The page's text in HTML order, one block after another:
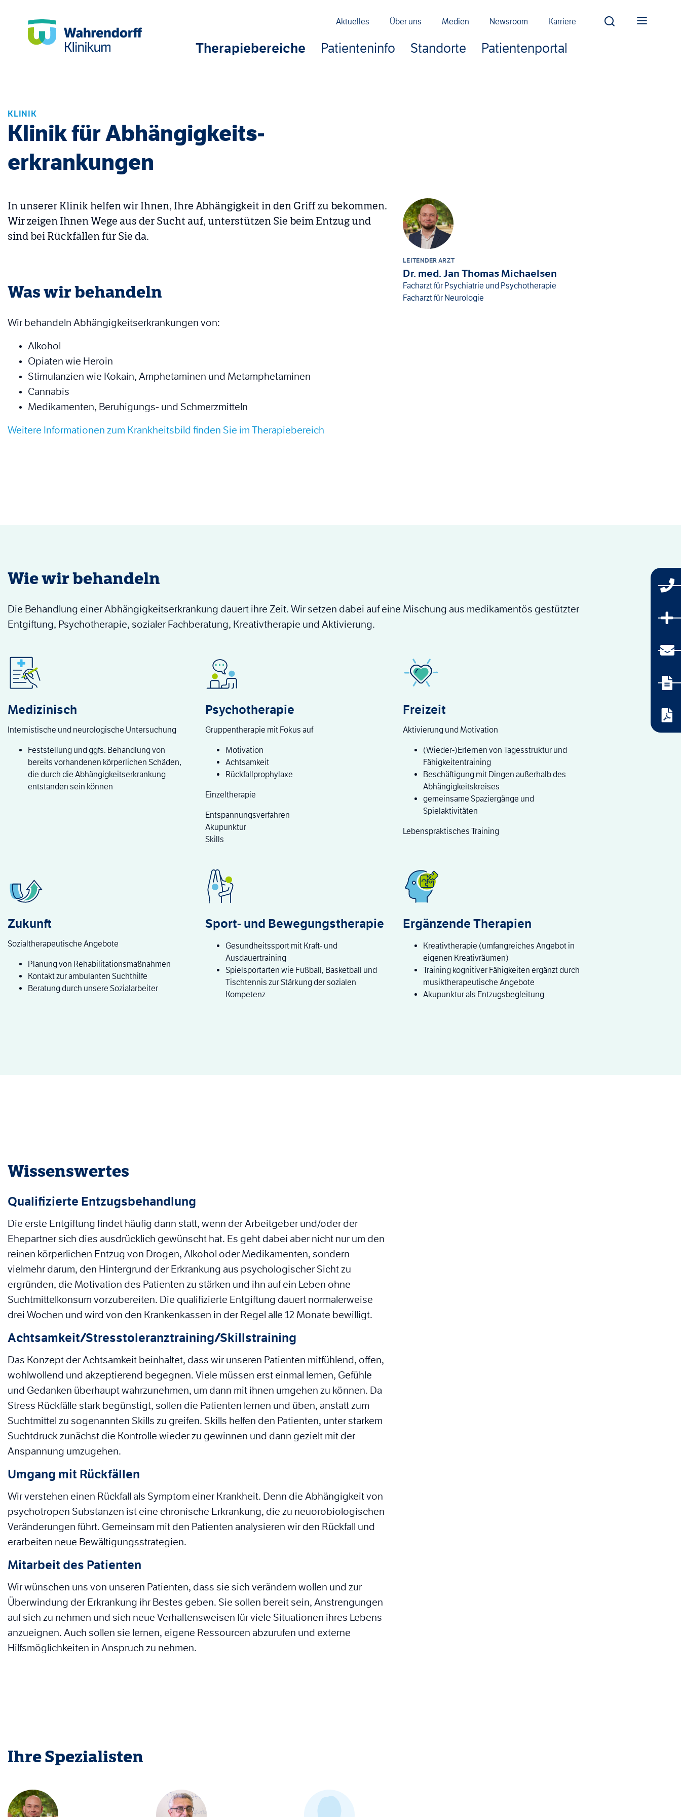
Aktuelles Über uns Medien Newsroom Karriere
Therapiebereiche Patienteninfo Standorte Patientenportal
KLINIK
Klinik für Abhängigkeits­
erkrankungen
In unserer Klinik helfen wir Ihnen, Ihre Abhängigkeit in den Griff zu bekommen.
Wir zeigen Ihnen Wege aus der Sucht auf, unterstützen Sie beim Entzug und
sind bei Rückfällen für Sie da.
Was wir behandeln
Wir behandeln Abhängigkeitserkrankungen von:
Alkohol
Opiaten wie Heroin
Stimulanzien wie Kokain, Amphetaminen und Metamphetaminen
Cannabis
Medikamenten, Beruhigungs- und Schmerzmitteln
Weitere Informationen zum Krankheitsbild finden Sie im Therapiebereich
LEITENDER ARZT
Dr. med. Jan Thomas Michaelsen
Facharzt für Psychiatrie und Psychotherapie
Facharzt für Neurologie
Wie wir behandeln
Die Behandlung einer Abhängigkeitserkrankung dauert ihre Zeit. Wir setzen dabei auf eine Mischung aus medikamentös gestützter
Entgiftung, Psychotherapie, sozialer Fachberatung, Kreativtherapie und Aktivierung.
Medizinisch
Internistische und neurologische Untersuchung
Feststellung und ggfs. Behandlung von
bereits vorhandenen körperlichen Schäden,
die durch die Abhängigkeitserkrankung
entstanden sein können
Psychotherapie
Gruppentherapie mit Fokus auf
Motivation
Achtsamkeit
Rückfallprophylaxe
Einzeltherapie
Entspannungsverfahren
Akupunktur
Skills
Freizeit
Aktivierung und Motivation
(Wieder-)Erlernen von Tagesstruktur und
Fähigkeitentraining
Beschäftigung mit Dingen außerhalb des
Abhängigkeitskreises
gemeinsame Spaziergänge und
Spielaktivitäten
Lebenspraktisches Training
Zukunft
Sozialtherapeutische Angebote
Planung von Rehabilitationsmaßnahmen
Kontakt zur ambulanten Suchthilfe
Beratung durch unsere Sozialarbeiter
Sport- und Bewegungstherapie
Gesundheitssport mit Kraft- und
Ausdauertraining
Spielsportarten wie Fußball, Basketball und
Tischtennis zur Stärkung der sozialen
Kompetenz
Ergänzende Therapien
Kreativtherapie (umfangreiches Angebot in
eigenen Kreativräumen)
Training kognitiver Fähigkeiten ergänzt durch
musiktherapeutische Angebote
Akupunktur als Entzugsbegleitung
Wissenswertes
Qualifizierte Entzugsbehandlung
Die erste Entgiftung findet häufig dann statt, wenn der Arbeitgeber und/oder der
Ehepartner sich dies ausdrücklich gewünscht hat. Es geht dabei aber nicht nur um den
reinen körperlichen Entzug von Drogen, Alkohol oder Medikamenten, sondern
vielmehr darum, den Hintergrund der Erkrankung aus psychologischer Sicht zu
ergründen, die Motivation des Patienten zu stärken und ihn auf ein Leben ohne
Suchtmittelkonsum vorzubereiten. Die qualifizierte Entgiftung dauert normalerweise
drei Wochen und wird von den Krankenkassen in der Regel alle 12 Monate bewilligt.
Achtsamkeit/Stresstoleranztraining/Skillstraining
Das Konzept der Achtsamkeit beinhaltet, dass wir unseren Patienten mitfühlend, offen,
wohlwollend und akzeptierend begegnen. Viele müssen erst einmal lernen, Gefühle
und Gedanken überhaupt wahrzunehmen, um dann mit ihnen umgehen zu können. Da
Stress Rückfälle stark begünstigt, sollen die Patienten lernen und üben, anstatt zum
Suchtmittel zu sogenannten Skills zu greifen. Skills helfen den Patienten, unter starkem
Suchtdruck zunächst die Kontrolle wieder zu gewinnen und dann gezielt mit der
Anspannung umzugehen.
Umgang mit Rückfällen
Wir verstehen einen Rückfall als Symptom einer Krankheit. Denn die Abhängigkeit von
psychotropen Substanzen ist eine chronische Erkrankung, die zu neuorobiologischen
Veränderungen führt. Gemeinsam mit den Patienten analysieren wir den Rückfall und
erarbeiten neue Bewältigungsstrategien.
Mitarbeit des Patienten
Wir wünschen uns von unseren Patienten, dass sie sich verändern wollen und zur
Überwindung der Erkrankung ihr Bestes geben. Sie sollen bereit sein, Anstrengungen
auf sich zu nehmen und sich neue Verhaltensweisen für viele Situationen ihres Lebens
anzueignen. Auch sollen sie lernen, eigene Ressourcen abzurufen und externe
Hilfsmöglichkeiten in Anspruch zu nehmen.
IhreSpezialisten